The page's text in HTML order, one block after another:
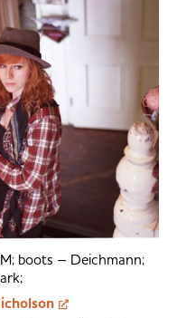
boots – Deichmann;